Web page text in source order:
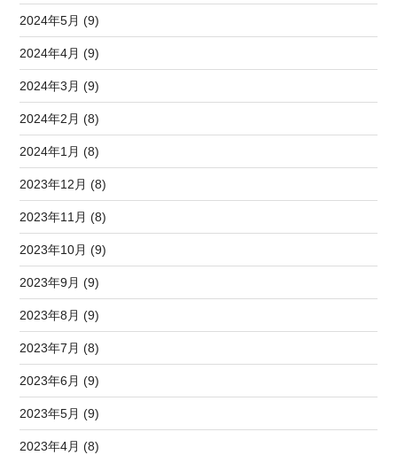
2024年5月 (9)
2024年4月 (9)
2024年3月 (9)
2024年2月 (8)
2024年1月 (8)
2023年12月 (8)
2023年11月 (8)
2023年10月 (9)
2023年9月 (9)
2023年8月 (9)
2023年7月 (8)
2023年6月 (9)
2023年5月 (9)
2023年4月 (8)